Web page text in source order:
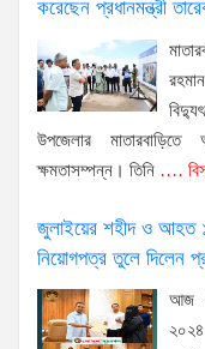
করেছেন প্রধানমন্ত্রী
উপজেলার
ক্ষমতাসম্পন্ন। তিনি ....
জুলাইয়ের শহীদ ও আহত
নিয়োগপত্র তুলে দিলেন
আজ